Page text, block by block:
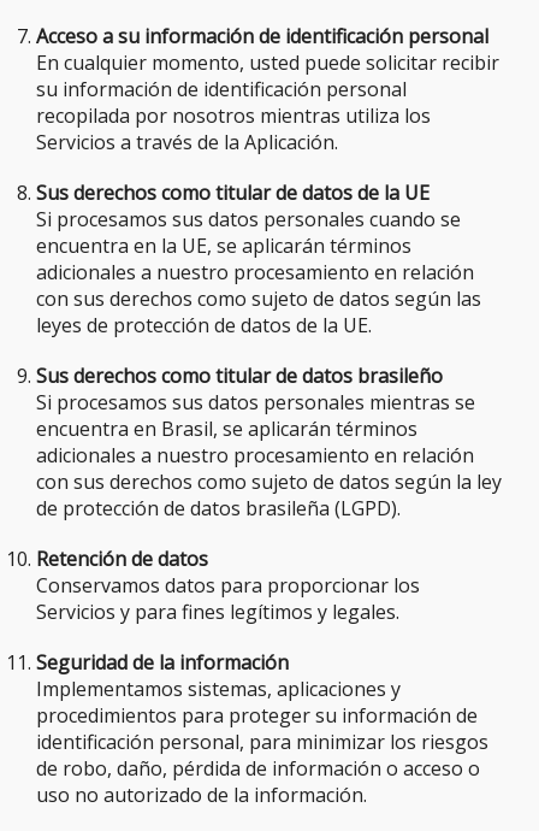
Acceso a su información de identificación personal
En cualquier momento, usted puede solicitar recibir
su información de identificación personal
recopilada por nosotros mientras utiliza los
Servicios a través de la Aplicación.
Sus derechos como titular de datos de la UE
Si procesamos sus datos personales cuando se
encuentra en la UE, se aplicarán términos
adicionales a nuestro procesamiento en relación
con sus derechos como sujeto de datos según las
leyes de protección de datos de la UE.
Sus derechos como titular de datos brasileño
Si procesamos sus datos personales mientras se
encuentra en Brasil, se aplicarán términos
adicionales a nuestro procesamiento en relación
con sus derechos como sujeto de datos según la ley
de protección de datos brasileña (LGPD).
Retención de datos
Conservamos datos para proporcionar los
Servicios y para fines legítimos y legales.
Seguridad de la información
Implementamos sistemas, aplicaciones y
procedimientos para proteger su información de
identificación personal, para minimizar los riesgos
de robo, daño, pérdida de información o acceso o
uso no autorizado de la información.